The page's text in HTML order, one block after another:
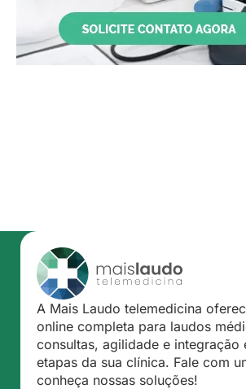
A Mais Laudo telemedicina
online completa para laudos
consultas, agilidade e integração
etapas da sua clínica. Fale com
conheça nossas soluções!